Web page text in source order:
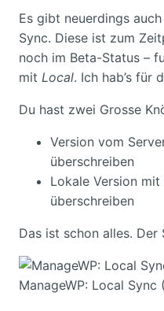
Es gibt neuerdings
Sync. Diese ist zum
noch im Beta-Status –
mit Local. Ich hab’s für
Du hast zwei Grosse
Version vom
überschreiben
Lokale Version
überschreiben
Das ist schon alles. Der
ManageWP: Local Sync